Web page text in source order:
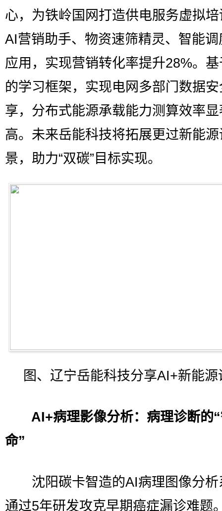
心，为铁岭国网打造供电服务虚拟
AI营销助手、物资速筛精灵、智能调
应用，实现营销转化率提升28%。
的学习框架，实现电网多部门数据
享，分布式能源承载能力测算效率
高。未来岳能科技将拓展更过新能
景，助力“双碳”目标实现。
图、辽宁岳能科技分享AI+新能源
AI+病理影像分析：病理诊断的
命”
沈阳碳卡智造的AI病理图像分析
通过5年研发攻克早期癌症漏诊难题